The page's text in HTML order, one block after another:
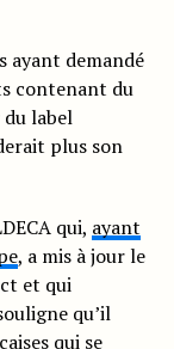
ayant demandé
contenant du
label
plus son
qui, ayant
, a mis à jour le
et qui
qu’il
qui se